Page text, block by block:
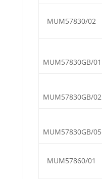
MUM57830/02
MUM57830GB/01
MUM57830GB/02
MUM57830GB/05
MUM57860/01